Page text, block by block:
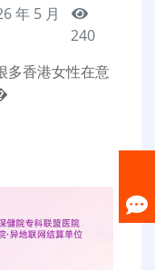
年 5 月
240
多香港女性在意